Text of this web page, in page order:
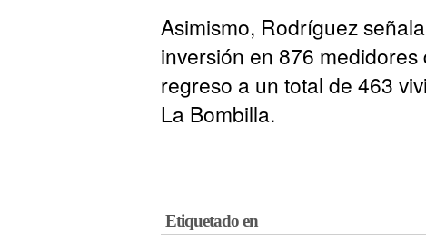
Asimismo, Rodríguez
inversión en 876
regreso a un total de 463
La Bombilla.
Etiquetado en